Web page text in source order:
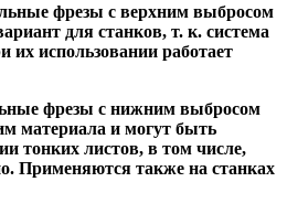
фрезы с верхним выбросом
для станков, т. к. система
использовании работает
фрезы с нижним выбросом
материала и могут быть
тонких листов, в том числе,
Применяются также на станках